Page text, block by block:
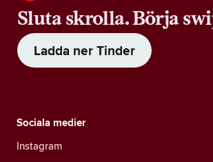
Sluta skrolla. Börja
Ladda ner Tinder
Sociala medier
Instagram